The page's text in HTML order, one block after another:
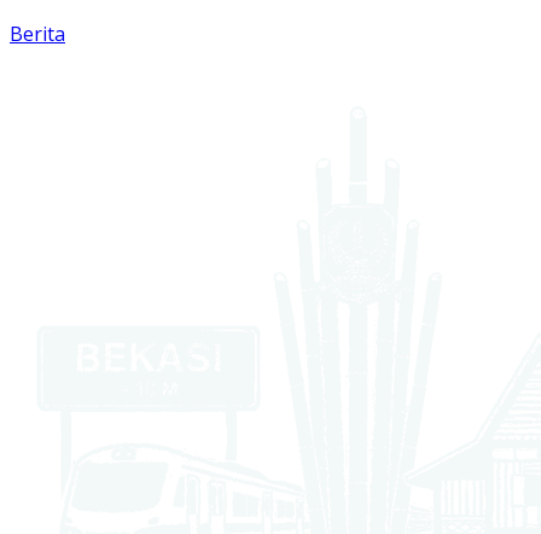
Berita